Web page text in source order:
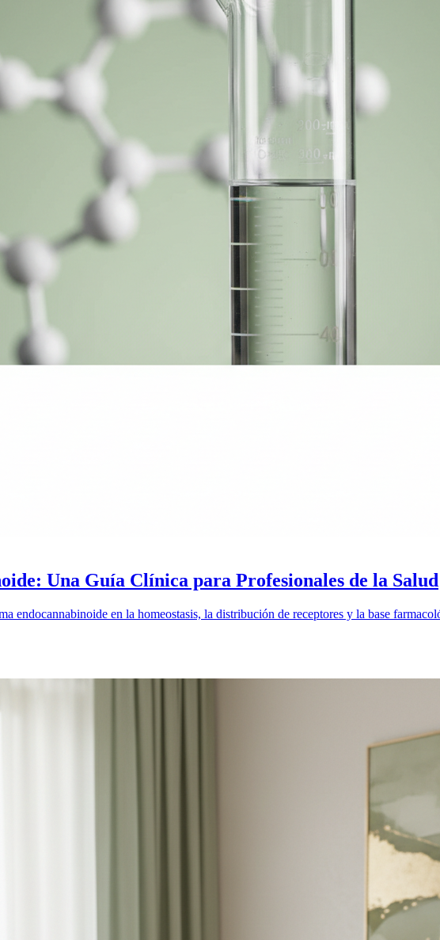
Una Guía Clínica para Profesionales de la Salud
endocannabinoide en la homeostasis, la distribución de receptores y la base